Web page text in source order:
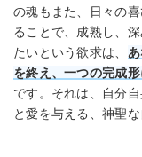
の魂もまた、日々の
ることで、成熟し、
たいという欲求は、
を終え、一つの完成
です。それは、自分
と愛を与える、神聖